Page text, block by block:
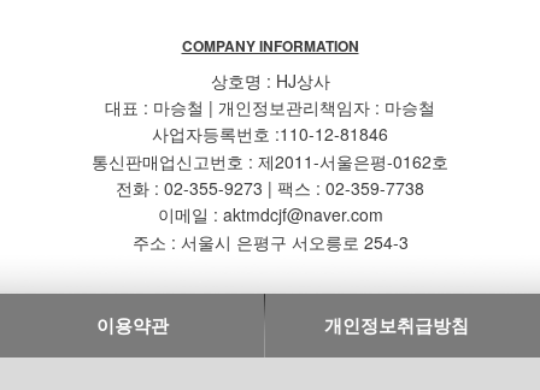
COMPANY INFORMATION
상호명 : HJ상사
대표 : 마승철 | 개인정보관리책임자 : 마승철
사업자등록번호 :110-12-81846
통신판매업신고번호 : 제2011-서울은평-0162호
전화 : 02-355-9273 | 팩스 : 02-359-7738
이메일 : aktmdcjf@naver.com
주소 : 서울시 은평구 서오릉로 254-3
이용약관 개인정보취급방침